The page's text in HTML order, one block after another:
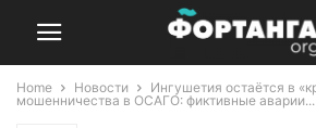
Home Новости
Ингушетия остаётся в
мошенничества в ОСАГО: фиктивные аварии...